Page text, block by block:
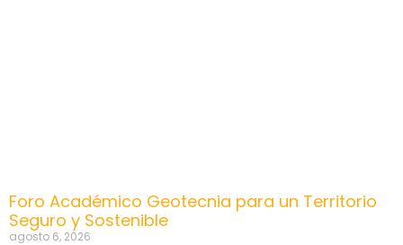
Foro Académico Geotecnia para un Territorio
Seguro y Sostenible
agosto 6, 2026